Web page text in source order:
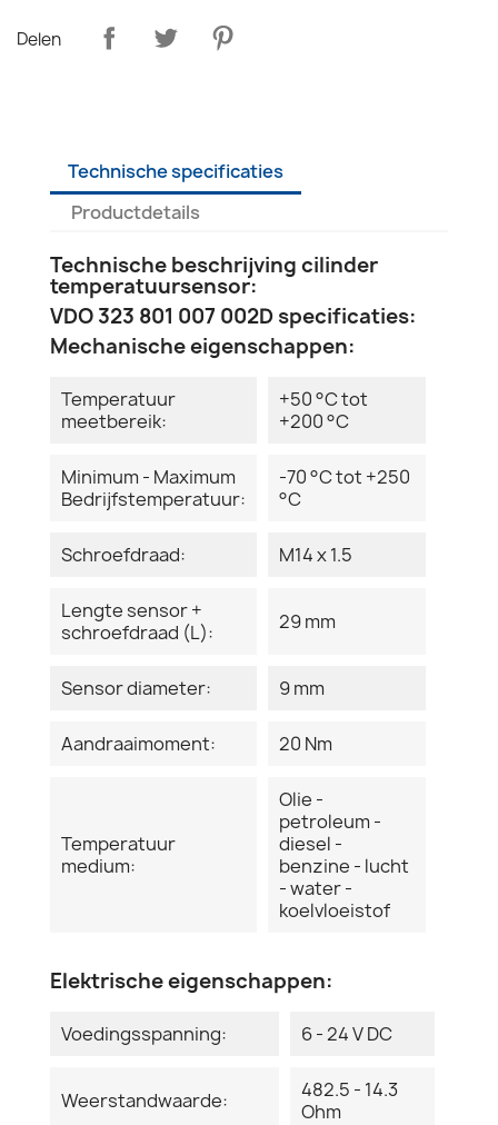
Delen
Technische specificaties
Productdetails
Technische beschrijving cilinder
temperatuursensor:
VDO 323 801 007 002D specificaties:
Mechanische eigenschappen:
Temperatuur
meetbereik:
+50 °C tot
+200 °C
Minimum - Maximum
Bedrijfstemperatuur:
-70 °C tot +250
°C
Schroefdraad: M14 x 1.5
Lengte sensor +
schroefdraad (L):
29 mm
Sensor diameter: 9 mm
Aandraaimoment: 20 Nm
Temperatuur
medium:
Olie -
petroleum -
diesel -
benzine - lucht
- water -
koelvloeistof
Elektrische eigenschappen:
Voedingsspanning: 6 - 24 V DC
Weerstandwaarde:
482.5 - 14.3
Ohm